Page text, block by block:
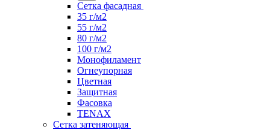
Сетка фасадная
35 г/м2
55 г/м2
80 г/м2
100 г/м2
Монофиламент
Огнеупорная
Цветная
Защитная
Фасовка
TENAX
Сетка затеняющая